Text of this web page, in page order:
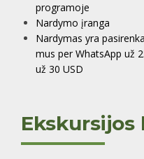
programoje
Nardymo įranga
Nardymas yra
mus per WhatsApp už
už 30 USD
Ekskursijos